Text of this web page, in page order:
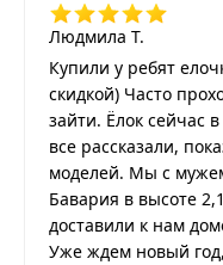
Людмила Т.
Купили у ребят
скидкой) Часто
зайти. Ёлок сейчас
все рассказали,
моделей. Мы с
Бавария в высоте
доставили к нам
Уже ждем новый